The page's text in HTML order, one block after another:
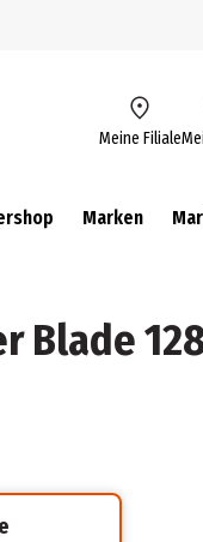
Meine Filiale
Marken
Blade